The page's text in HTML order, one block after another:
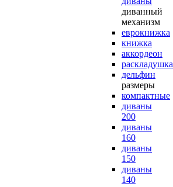
диванный
механизм
еврокнижка
книжка
аккордеон
раскладушка
дельфин
размеры
компактные
диваны
200
диваны
160
диваны
150
диваны
140